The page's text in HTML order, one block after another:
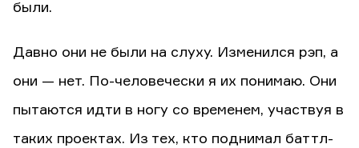
были.
Давно они не были на слуху. Изменился рэп, а
они — нет. По-человечески я их понимаю. Они
пытаются идти в ногу со временем, участвуя в
таких проектах. Из тех, кто поднимал баттл-